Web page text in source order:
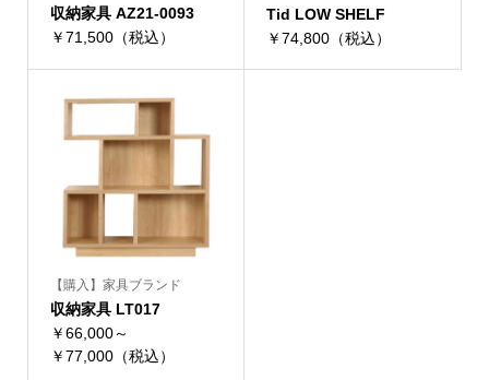
収納家具 AZ21-0093
￥71,500（税込）
Tid LOW SHELF
￥74,800（税込）
【購入】家具ブランド
収納家具 LT017
￥66,000～
￥77,000（税込）